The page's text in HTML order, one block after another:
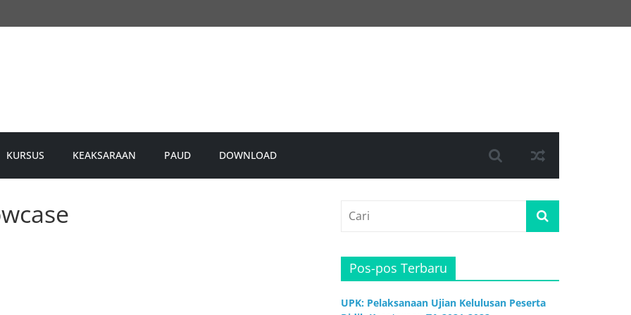
KURSUS KEAKSARAAN PAUD DOWNLOAD
Pos-pos Terbaru
UPK: Pelaksanaan Ujian Kelulusan Peserta